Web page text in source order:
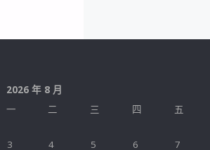
2026 年 8 月
一
二 三 四 五
3
4 5 6 7